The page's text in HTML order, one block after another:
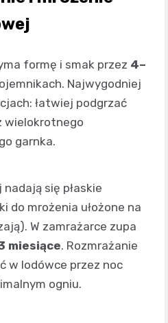
formę i smak przez 4–
Najwygodniej
łatwiej podgrzać
wielokrotnego
garnka.
się płaskie
do mrożenia ułożone na
W zamrażarce zupa
miesiące. Rozmrażanie
w lodówce przez noc
ogniu.